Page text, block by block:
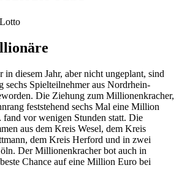
diesem Jahr, aber nicht ungeplant, sind
sechs Spielteilnehmer aus Nordrhein-
Die Ziehung zum Millionenkracher,
feststehend sechs Mal eine Million
fand vor wenigen Stunden statt. Die
aus dem Kreis Wesel, dem Kreis
dem Kreis Herford und in zwei
Der Millionenkracher bot auch in
Chance auf eine Million Euro bei